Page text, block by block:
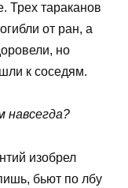
Трех тараканов
от ран, а
но
к соседям.
навсегда?
изобрел
бьют по лбу